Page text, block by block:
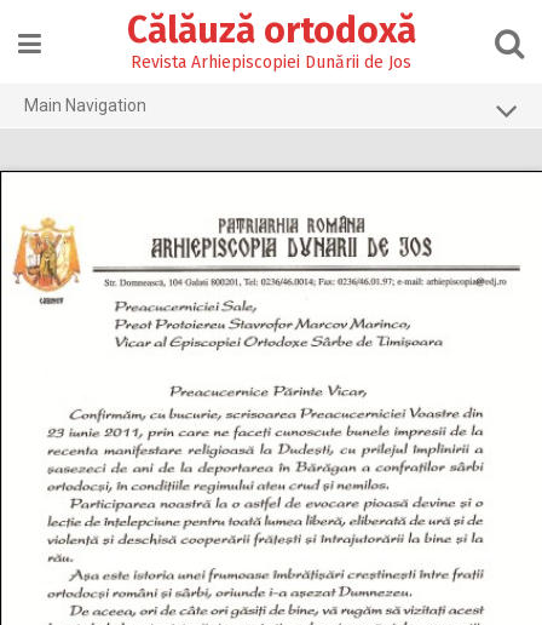
content
Călăuză ortodoxă
Revista Arhiepiscopiei Dunării de Jos
Main Navigation
2025
2024
2020
2018
2017